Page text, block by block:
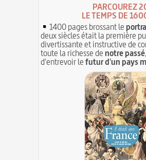
PARCOUREZ
LE TEMPS DE
1400 pages brossant le
deux siècles était la première
divertissante et instructive de
toute la richesse denotre passé
d'entrevoir lefutur d'un pays